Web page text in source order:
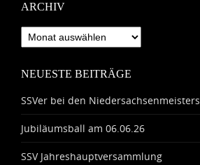
ARCHIV
Archiv
NEUESTE BEITRÄGE
SSVer bei den
Jubiläumsball am 06.06.26
SSV Jahreshauptversammlung